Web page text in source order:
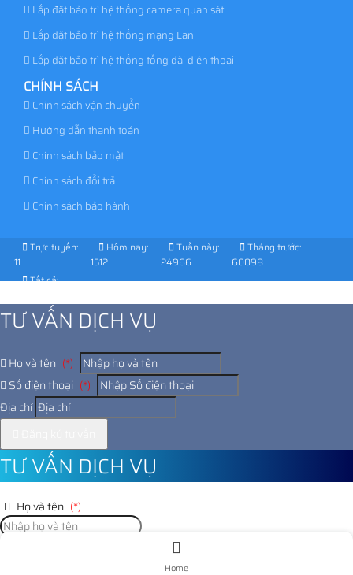
Lắp đặt bảo trì hệ thống camera quan sát
Lắp đặt bảo trì hệ thống mạng Lan
Lắp đặt bảo trì hệ thống tổng đài điện thoại
CHÍNH SÁCH
Chính sách vận chuyển
Hướng dẫn thanh toán
Chính sách bảo mật
Chính sách đổi trả
Chính sách bảo hành
Trực tuyến:
11
Hôm nay:
1512
Tuần này:
24966
Tháng trước:
60098
Tất cả:
TƯ VẤN DỊCH VỤ
Họ và tên (*)
Số điện thoại (*)
Địa chỉ
TƯ VẤN DỊCH VỤ
Họ và tên (*)
Home